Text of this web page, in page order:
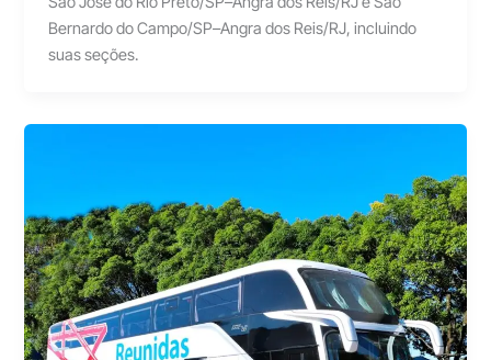
Bernardo do Campo/SP–Angra dos Reis/RJ, incluindo
suas seções.